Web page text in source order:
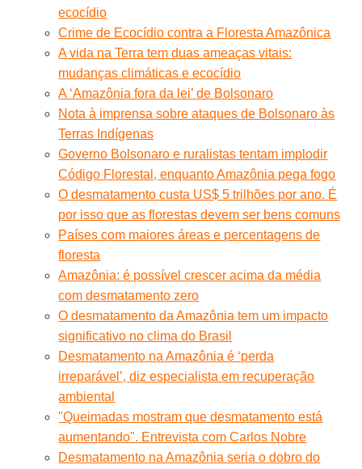
ecocídio
Crime de Ecocídio contra a Floresta Amazônica
A vida na Terra tem duas ameaças vitais:
mudanças climáticas e ecocídio
A ‘Amazônia fora da lei’ de Bolsonaro
Nota à imprensa sobre ataques de Bolsonaro às
Terras Indígenas
Governo Bolsonaro e ruralistas tentam implodir
Código Florestal, enquanto Amazônia pega fogo
O desmatamento custa US$ 5 trilhões por ano. É
por isso que as florestas devem ser bens comuns
Países com maiores áreas e percentagens de
floresta
Amazônia: é possível crescer acima da média
com desmatamento zero
O desmatamento da Amazônia tem um impacto
significativo no clima do Brasil
Desmatamento na Amazônia é ‘perda
irreparável’, diz especialista em recuperação
ambiental
"Queimadas mostram que desmatamento está
aumentando". Entrevista com Carlos Nobre
Desmatamento na Amazônia seria o dobro do